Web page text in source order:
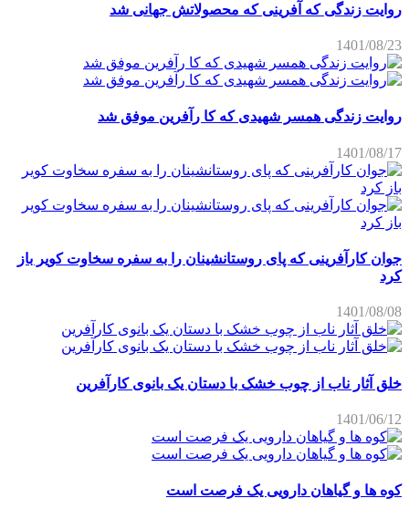
روایت زندگی که آفرینی که محصولاتش جهانی شد
1401/08/23
روایت زندگی همسر شهیدی که کا رآفرین موفق شد
1401/08/17
جوان کارآفرینی که پای روستانشینان را به سفره سخاوت کویر باز
کرد
1401/08/08
خلق آثار ناب از چوب خشک با دستان یک بانوی کارآفرین
1401/06/12
کوه ها و گیاهان دارویی یک فرصت است